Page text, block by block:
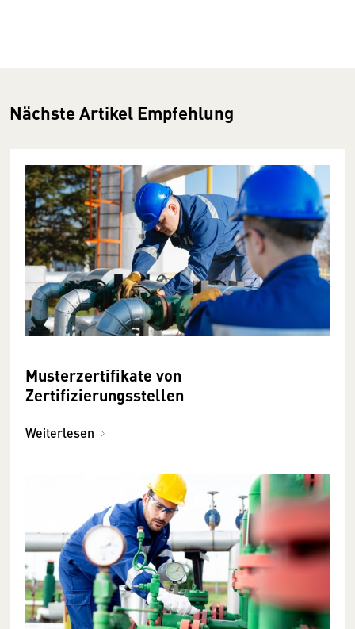
Nächste Artikel Empfehlung
Musterzertifikate von
Zertifizierungsstellen
Weiterlesen